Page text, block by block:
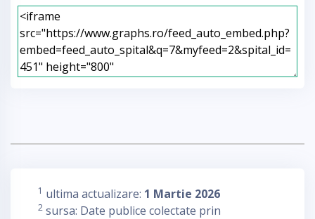
1 ultima actualizare: 1 Martie 2026
2 sursa: Date publice colectate prin